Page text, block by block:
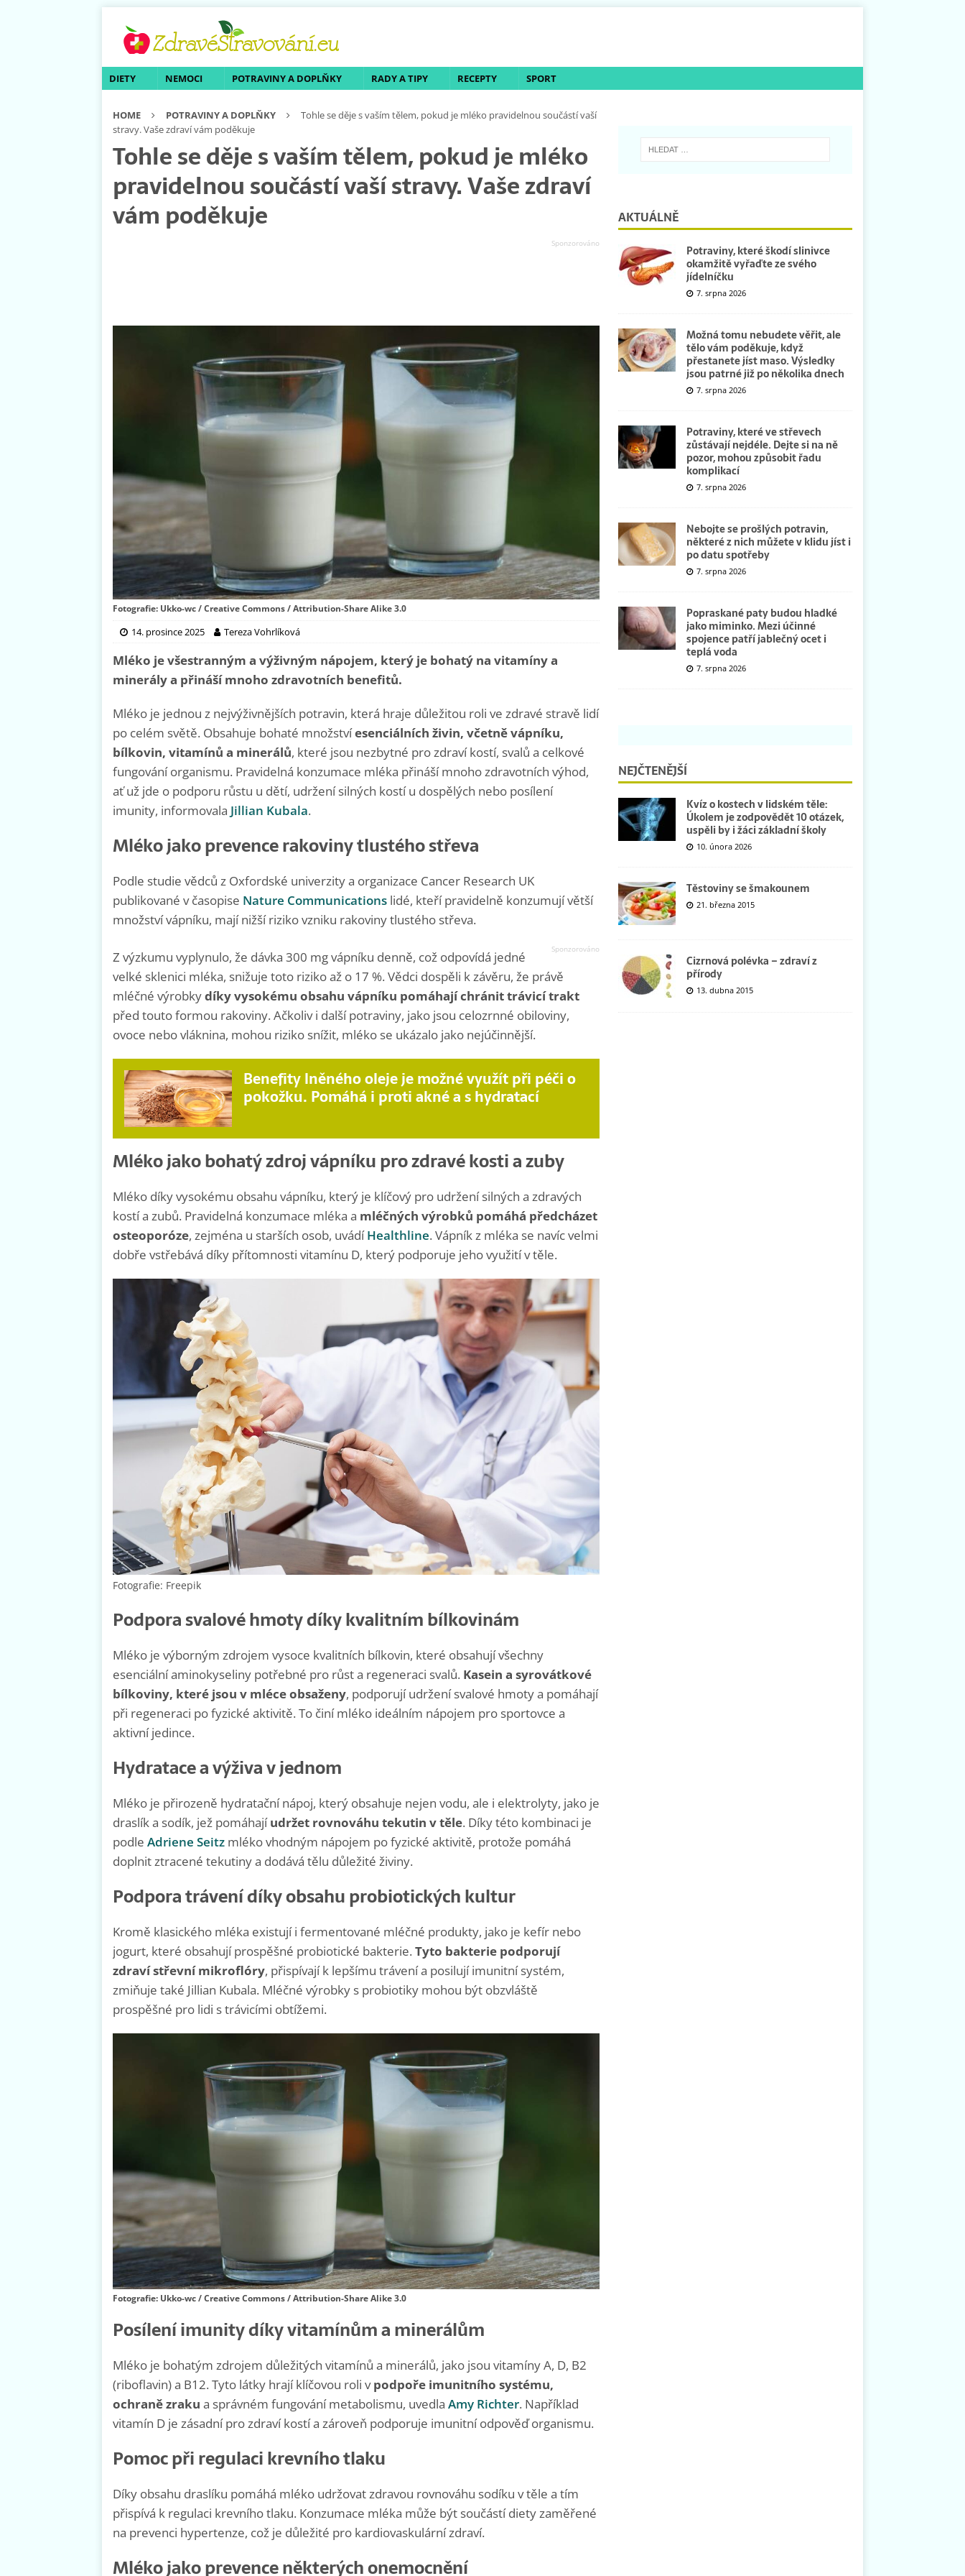
DIETY NEMOCI POTRAVINY A DOPLŇKY RADY A TIPY RECEPTY SPORT
HOME POTRAVINY A DOPLŇKY
Tohle se děje s vaším tělem, pokud je mléko pravidelnou součástí vaší
stravy. Vaše zdraví vám poděkuje
Tohle se děje s vaším tělem, pokud je mléko
pravidelnou součástí vaší stravy. Vaše zdraví
vám poděkuje
Fotografie: Ukko-wc / Creative Commons / Attribution-Share Alike 3.0
14. prosince 2025 Tereza Vohrlíková
Mléko je všestranným a výživným nápojem, který je bohatý na vitamíny a
minerály a přináší mnoho zdravotních benefitů.
Mléko je jednou z nejvýživnějších potravin, která hraje důležitou roli ve zdravé stravě lidí
po celém světě. Obsahuje bohaté množstvíesenciálních živin, včetně vápníku,
bílkovin, vitamínů a minerálů, které jsou nezbytné pro zdraví kostí, svalů a celkové
fungování organismu. Pravidelná konzumace mléka přináší mnoho zdravotních výhod,
ať už jde o podporu růstu u dětí, udržení silných kostí u dospělých nebo posílení
imunity, informovala Jillian Kubala.
Mléko jako prevence rakoviny tlustého střeva
Podle studie vědců z Oxfordské univerzity a organizace Cancer Research UK
publikované v časopise Nature Communications lidé, kteří pravidelně konzumují větší
množství vápníku, mají nižší riziko vzniku rakoviny tlustého střeva.
Z výzkumu vyplynulo, že dávka 300 mg vápníku denně, což odpovídá jedné
velké sklenici mléka, snižuje toto riziko až o 17 %. Vědci dospěli k závěru, že právě
mléčné výrobkydíky vysokému obsahu vápníku pomáhají chránit trávicí trakt
před touto formou rakoviny. Ačkoliv i další potraviny, jako jsou celozrnné obiloviny,
ovoce nebo vláknina, mohou riziko snížit, mléko se ukázalo jako nejúčinnější.
Benefity lněného oleje je možné využít při péči o
pokožku. Pomáhá i proti akné a s hydratací
Mléko jako bohatý zdroj vápníku pro zdravé kosti a zuby
Mléko díky vysokému obsahu vápníku, který je klíčový pro udržení silných a zdravých
kostí a zubů. Pravidelná konzumace mléka a mléčných výrobků pomáhá předcházet
osteoporóze, zejména u starších osob, uvádíHealthline. Vápník z mléka se navíc velmi
dobře vstřebává díky přítomnosti vitamínu D, který podporuje jeho využití v těle.
Fotografie: Freepik
Podpora svalové hmoty díky kvalitním bílkovinám
Mléko je výborným zdrojem vysoce kvalitních bílkovin, které obsahují všechny
esenciální aminokyseliny potřebné pro růst a regeneraci svalů. Kasein a syrovátkové
bílkoviny, které jsou v mléce obsaženy, podporují udržení svalové hmoty a pomáhají
při regeneraci po fyzické aktivitě. To činí mléko ideálním nápojem pro sportovce a
aktivní jedince.
Hydratace a výživa v jednom
Mléko je přirozeně hydratační nápoj, který obsahuje nejen vodu, ale i elektrolyty, jako je
draslík a sodík, jež pomáhajíudržet rovnováhu tekutin v těle. Díky této kombinaci je
podle Adriene Seitz mléko vhodným nápojem po fyzické aktivitě, protože pomáhá
doplnit ztracené tekutiny a dodává tělu důležité živiny.
Podpora trávení díky obsahu probiotických kultur
Kromě klasického mléka existují i fermentované mléčné produkty, jako je kefír nebo
jogurt, které obsahují prospěšné probiotické bakterie. Tyto bakterie podporují
zdraví střevní mikroflóry, přispívají k lepšímu trávení a posilují imunitní systém,
zmiňuje také Jillian Kubala. Mléčné výrobky s probiotiky mohou být obzvláště
prospěšné pro lidi s trávicími obtížemi.
Fotografie: Ukko-wc / Creative Commons / Attribution-Share Alike 3.0
Posílení imunity díky vitamínům a minerálům
Mléko je bohatým zdrojem důležitých vitamínů a minerálů, jako jsou vitamíny A, D, B2
(riboflavin) a B12. Tyto látky hrají klíčovou roli vpodpoře imunitního systému,
ochraně zraku a správném fungování metabolismu, uvedla Amy Richter. Například
vitamín D je zásadní pro zdraví kostí a zároveň podporuje imunitní odpověď organismu.
Pomoc při regulaci krevního tlaku
Díky obsahu draslíku pomáhá mléko udržovat zdravou rovnováhu sodíku v těle a tím
přispívá k regulaci krevního tlaku. Konzumace mléka může být součástí diety zaměřené
na prevenci hypertenze, což je důležité pro kardiovaskulární zdraví.
Mléko jako prevence některých onemocnění
AKTUÁLNĚ
Potraviny, které škodí slinivce
okamžitě vyřaďte ze svého
jídelníčku
7. srpna 2026
Možná tomu nebudete věřit, ale
tělo vám poděkuje, když
přestanete jíst maso. Výsledky
jsou patrné již po několika dnech
7. srpna 2026
Potraviny, které ve střevech
zůstávají nejdéle. Dejte si na ně
pozor, mohou způsobit řadu
komplikací
7. srpna 2026
Nebojte se prošlých potravin,
některé z nich můžete v klidu jíst i
po datu spotřeby
7. srpna 2026
Popraskané paty budou hladké
jako miminko. Mezi účinné
spojence patří jablečný ocet i
teplá voda
7. srpna 2026
NEJČTENĚJŠÍ
Kvíz o kostech v lidském těle:
Úkolem je zodpovědět 10 otázek,
uspěli by i žáci základní školy
10. února 2026
Těstoviny se šmakounem
21. března 2015
Cizrnová polévka – zdraví z
přírody
13. dubna 2015